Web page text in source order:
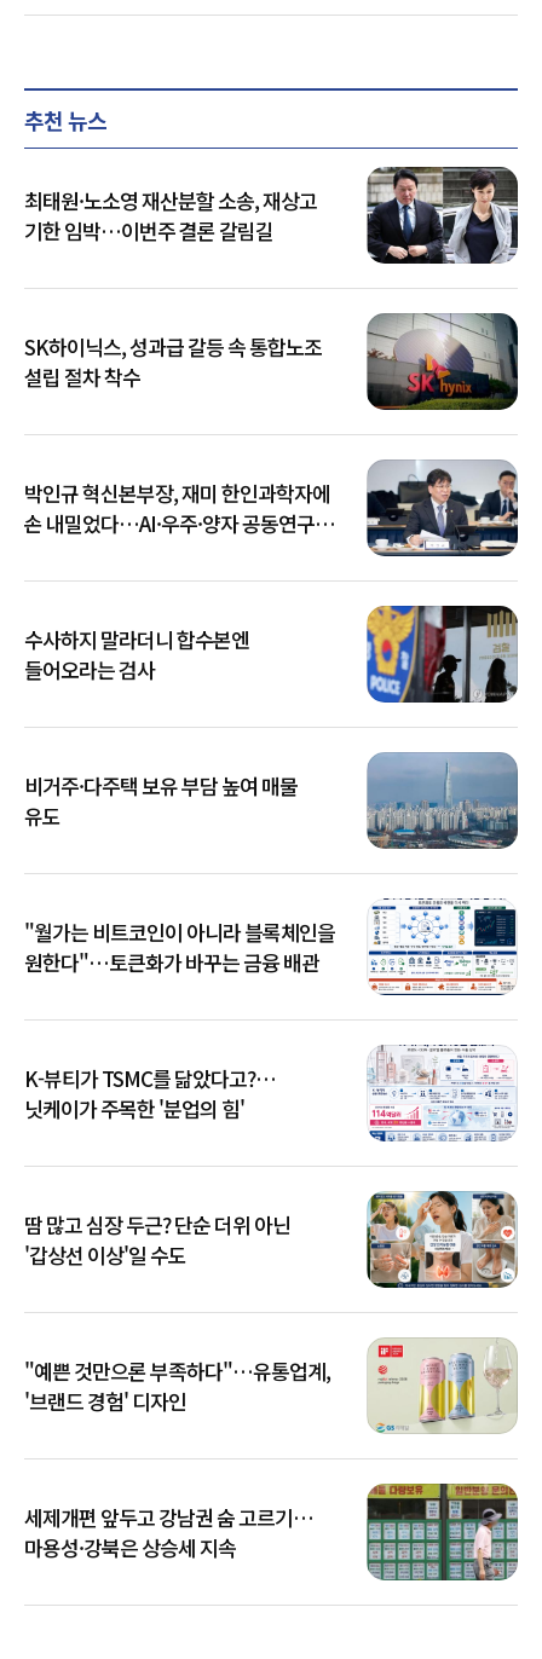
추천 뉴스
최태원·노소영 재산분할 소송, 재상고
기한 임박…이번주 결론 갈림길
SK하이닉스, 성과급 갈등 속 통합노조
설립 절차 착수
박인규 혁신본부장, 재미 한인과학자에
손 내밀었다…AI·우주·양자 공동연구
수사하지 말라더니 합수본엔
들어오라는 검사
비거주·다주택 보유 부담 높여 매물
유도
"월가는 비트코인이 아니라 블록체인을
원한다"…토큰화가 바꾸는 금융 배관
K-뷰티가 TSMC를 닮았다고?…
닛케이가 주목한 '분업의 힘'
땀 많고 심장 두근? 단순 더위 아닌
'갑상선 이상'일 수도
"예쁜 것만으론 부족하다"…유통업계,
'브랜드 경험' 디자인
세제개편 앞두고 강남권 숨 고르기…
마용성·강북은 상승세 지속